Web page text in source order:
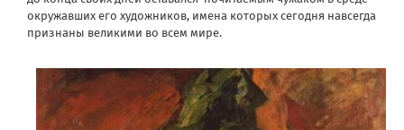
окружавших его художников, имена которых сегодня навсегда
признаны великими во всем мире.